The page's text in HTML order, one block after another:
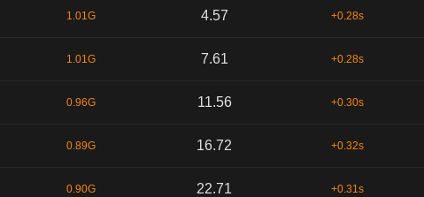
1.01G 4.57 +0.28s
1.01G 7.61 +0.28s
0.96G 11.56 +0.30s
0.89G 16.72 +0.32s
0.90G 22.71 +0.31s